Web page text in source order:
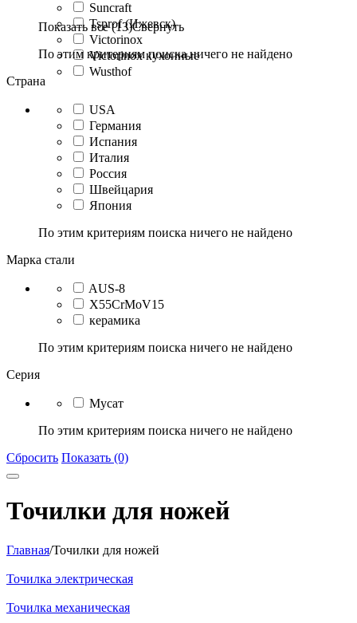
Suncraft
Tsprof (Ижевск)
Victorinox
Victorinox кухонные
Wusthof
Показать все (13)Свернуть
По этим критериям поиска ничего не найдено
Страна
USA
Германия
Испания
Италия
Россия
Швейцария
Япония
По этим критериям поиска ничего не найдено
Марка стали
AUS-8
X55CrMoV15
керамика
По этим критериям поиска ничего не найдено
Серия
Мусат
По этим критериям поиска ничего не найдено
Сбросить Показать (0)
Точилки для ножей
Главная/Точилки для ножей
Точилка электрическая
Точилка механическая